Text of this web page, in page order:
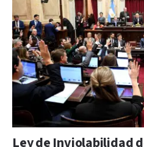
Ley de Inviolabilidad